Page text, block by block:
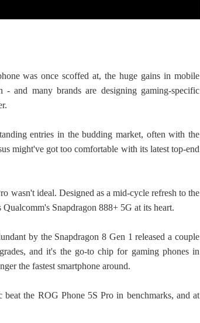
was once scoffed at, the huge gains in mobile
and many brands are designing gaming-specific
entries in the budding market, often with the
might've got too comfortable with its latest top-end
wasn't ideal. Designed as a mid-cycle refresh to the
Snapdragon 888+ 5G at its heart.
by the Snapdragon 8 Gen 1 released a couple
and it's the go-to chip for gaming phones in
the fastest smartphone around.
the ROG Phone 5S Pro in benchmarks, and at